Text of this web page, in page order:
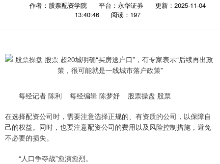
作者：股票配资学院 平台：永华证券
更新：2025-11-04
13:40:46
阅读：197
每经记者 陈利 每经编辑 陈梦妤 股票操盘 股票
在选择配资公司时，需要注意选择正规的、有资质的公司，以保障自
己的权益。同时，也要注意配资公司的费用以及风险控制措施，避免
不必要的损失。
“人口争夺战”愈演愈烈。